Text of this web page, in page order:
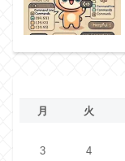
月 火
3
4